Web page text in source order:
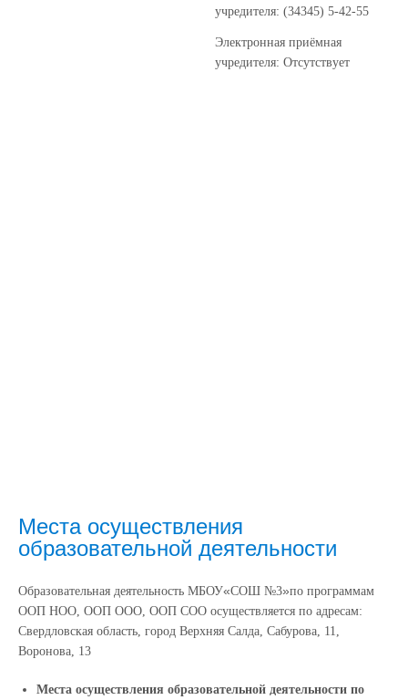
учредителя: (34345) 5-42-55
Электронная приёмная
учредителя: Отсутствует
Места осуществления
образовательной деятельности
Образовательная деятельность МБОУ«СОШ №3»по программам
ООП НОО, ООП ООО, ООП СОО осуществляется по адресам:
Свердловская область, город Верхняя Салда, Сабурова, 11,
Воронова, 13
Места осуществления образовательной деятельности по